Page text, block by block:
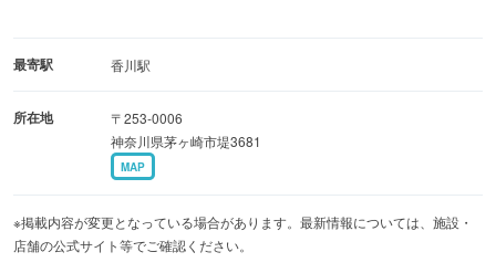
最寄駅 香川駅
所在地
〒253-0006
神奈川県茅ヶ崎市堤3681
MAP
※掲載内容が変更となっている場合があります。最新情報については、施設・
店舗の公式サイト等でご確認ください。